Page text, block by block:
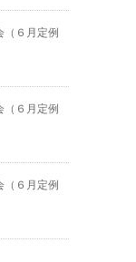
（６月定例
（６月定例
（６月定例